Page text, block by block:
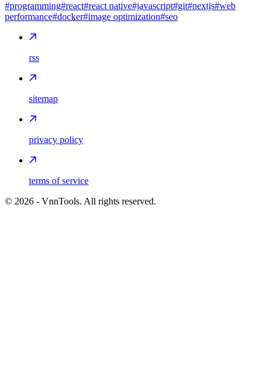
#programming#react#react native#javascript#git#nextjs#web
performance#docker#image optimization#seo
rss
sitemap
privacy policy
terms of service
© 2026 - VnnTools. All rights reserved.